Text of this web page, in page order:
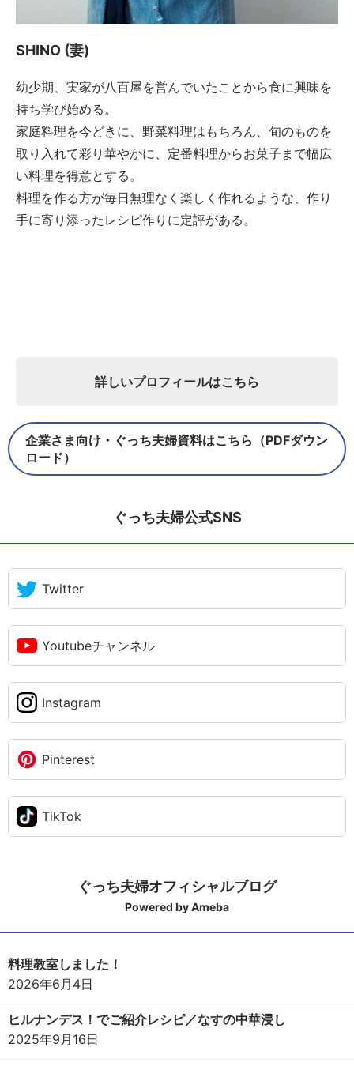
SHINO (妻)
幼少期、実家が八百屋を営んでいたことから食に興味を
持ち学び始める。
家庭料理を今どきに、野菜料理はもちろん、旬のものを
取り入れて彩り華やかに、定番料理からお菓子まで幅広
い料理を得意とする。
料理を作る方が毎日無理なく楽しく作れるような、作り
手に寄り添ったレシピ作りに定評がある。
詳しいプロフィールはこちら
企業さま向け・ぐっち夫婦資料はこちら（PDFダウン
ロード）
ぐっち夫婦公式SNS
Twitter
Youtubeチャンネル
Instagram
Pinterest
TikTok
ぐっち夫婦オフィシャルブログ
Powered by Ameba
料理教室しました！
2026年6月4日
ヒルナンデス！でご紹介レシピ／なすの中華浸し
2025年9月16日